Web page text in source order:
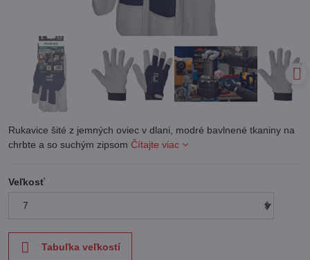
Rukavice šité z jemných oviec v dlani, modré bavlnené tkaniny na
chrbte a so suchým zipsom Čítajte viac
Veľkosť
Tabuľka veľkostí